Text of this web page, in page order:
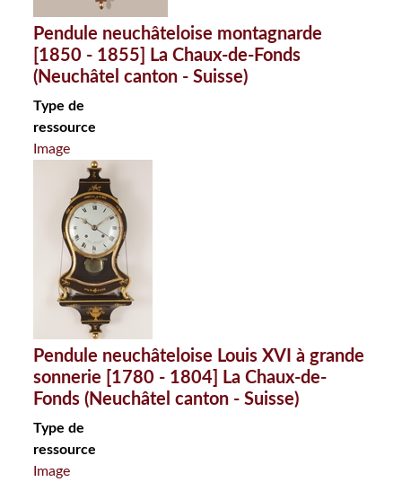
Pendule neuchâteloise montagnarde
[1850 - 1855] La Chaux-de-Fonds
(Neuchâtel canton - Suisse)
Type de
ressource
Image
Pendule neuchâteloise Louis XVI à grande
sonnerie [1780 - 1804] La Chaux-de-
Fonds (Neuchâtel canton - Suisse)
Type de
ressource
Image